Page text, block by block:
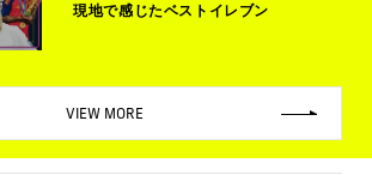
現地で感じたベストイレブン
VIEW MORE